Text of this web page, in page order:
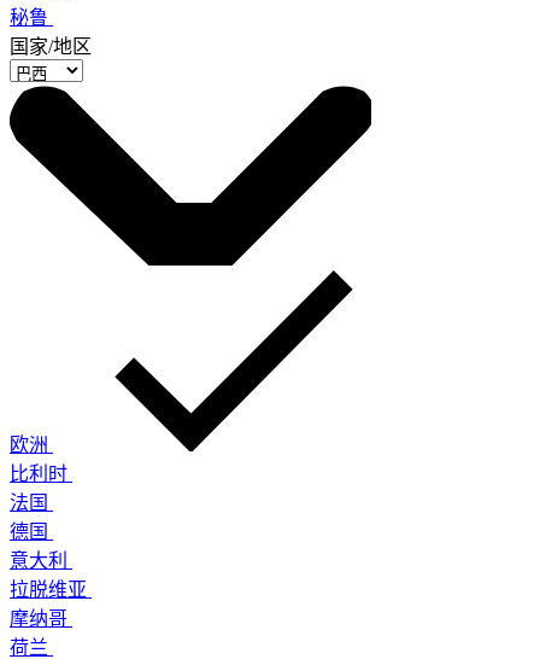
秘鲁
国家/地区
欧洲
比利时
法国
德国
意大利
拉脱维亚
摩纳哥
荷兰